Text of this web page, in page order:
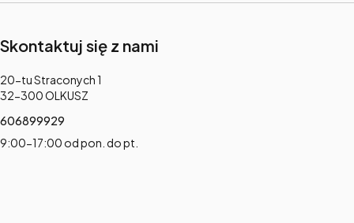
Skontaktuj się z nami
Adres:
20-tu Straconych 1
32-300 OLKUSZ
606899929
9:00-17:00 od pon. do pt.